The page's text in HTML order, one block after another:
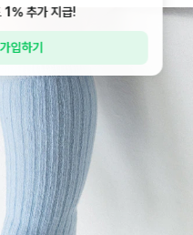
1%추가 지급!
입하기